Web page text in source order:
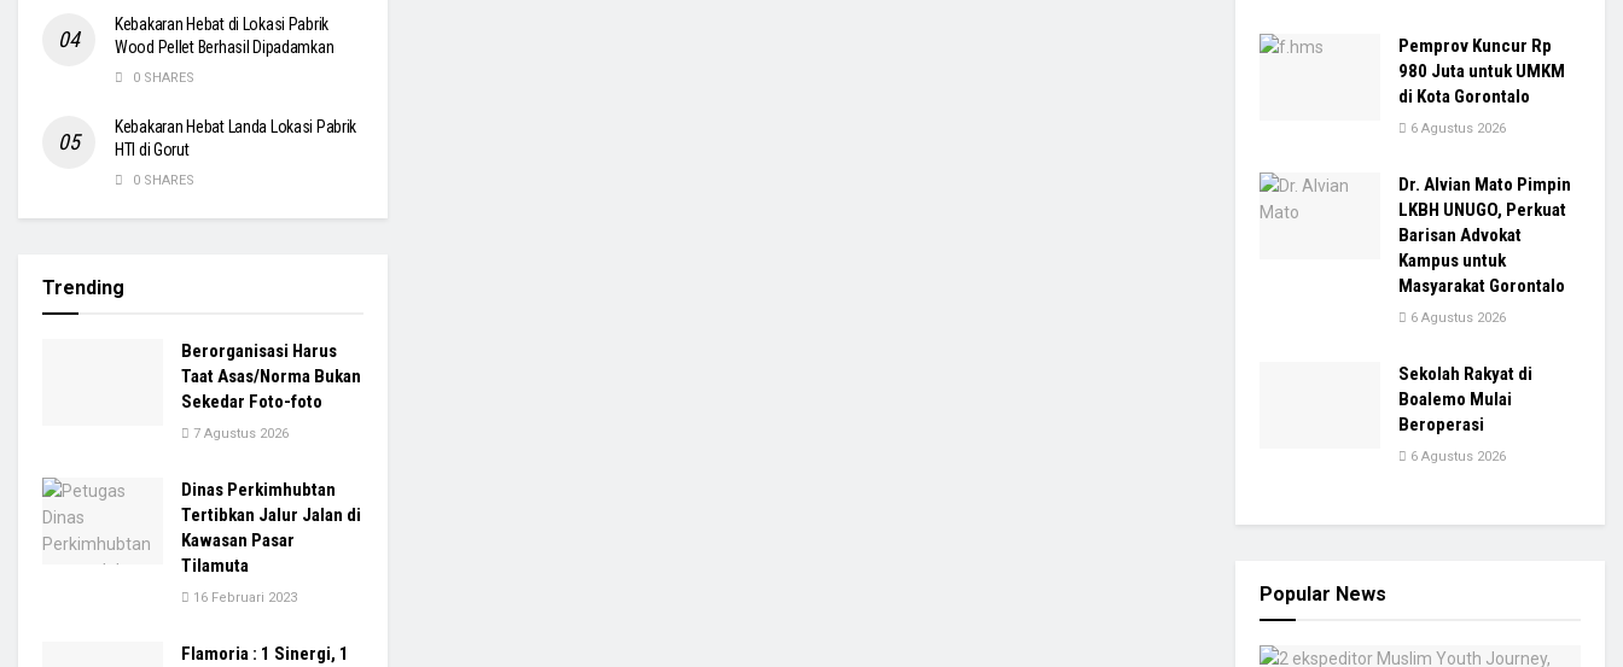
Kebakaran Hebat di Lokasi Pabrik
Wood Pellet Berhasil Dipadamkan
0 SHARES
Kebakaran Hebat Landa Lokasi Pabrik
HTI di Gorut
0 SHARES
Trending
Berorganisasi Harus
Taat Asas/Norma Bukan
Sekedar Foto-foto
7 Agustus 2026
Dinas Perkimhubtan
Tertibkan Jalur Jalan di
Kawasan Pasar
Tilamuta
16 Februari 2023
Flamoria : 1 Sinergi, 1
Pemprov Kuncur Rp
980 Juta untuk UMKM
di Kota Gorontalo
6 Agustus 2026
Dr. Alvian Mato Pimpin
LKBH UNUGO, Perkuat
Barisan Advokat
Kampus untuk
Masyarakat Gorontalo
6 Agustus 2026
Sekolah Rakyat di
Boalemo Mulai
Beroperasi
6 Agustus 2026
Popular News